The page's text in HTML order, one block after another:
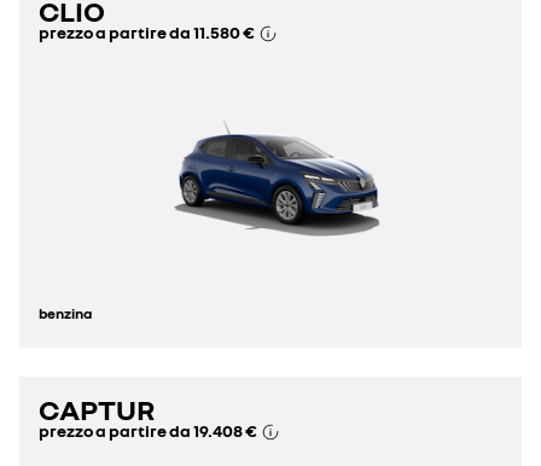
CLIO
prezzo a partire da11.580 €
benzina
CAPTUR
prezzo a partire da19.408 €